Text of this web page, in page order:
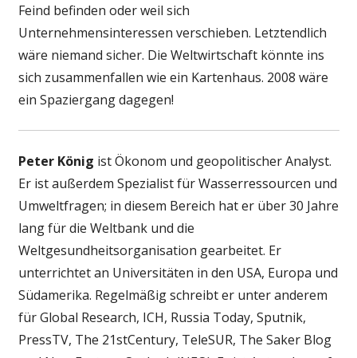
Feind befinden oder weil sich
Unternehmensinteressen verschieben. Letztendlich
wäre niemand sicher. Die Weltwirtschaft könnte ins
sich zusammenfallen wie ein Kartenhaus. 2008 wäre
ein Spaziergang dagegen!
Peter König ist Ökonom und geopolitischer Analyst.
Er ist außerdem Spezialist für Wasserressourcen und
Umweltfragen; in diesem Bereich hat er über 30 Jahre
lang für die Weltbank und die
Weltgesundheitsorganisation gearbeitet. Er
unterrichtet an Universitäten in den USA, Europa und
Südamerika. Regelmäßig schreibt er unter anderem
für Global Research, ICH, Russia Today, Sputnik,
PressTV, The 21stCentury, TeleSUR, The Saker Blog